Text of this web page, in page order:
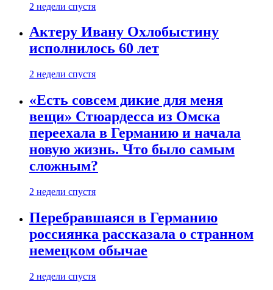
2 недели спустя
Актеру Ивану Охлобыстину
исполнилось 60 лет
2 недели спустя
«Есть совсем дикие для меня
вещи» Стюардесса из Омска
переехала в Германию и начала
новую жизнь. Что было самым
сложным?
2 недели спустя
Перебравшаяся в Германию
россиянка рассказала о странном
немецком обычае
2 недели спустя